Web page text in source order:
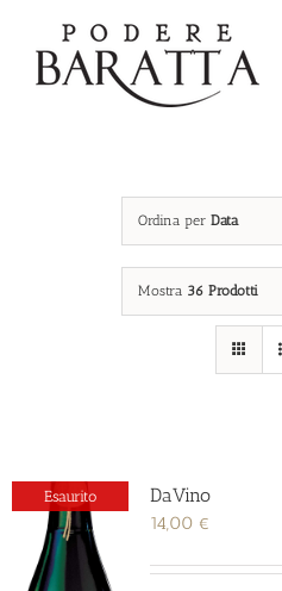
contenuto
Ordina per Data
Mostra 36 Prodotti
Esaurito DaVino
14,00 €